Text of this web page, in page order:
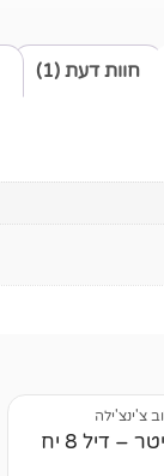
חוות דעת (1)
צ'ינצ'ילה
מצע שבבי עץ 10 ליטר – דיל 8 יח